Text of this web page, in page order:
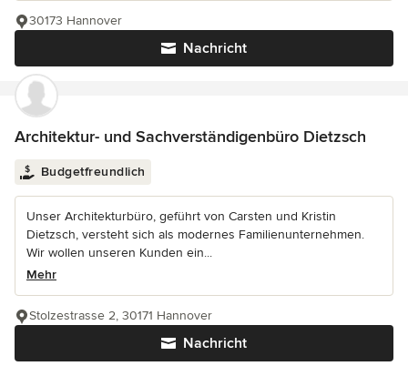
Nachricht
30173 Hannover
Architektur- und Sachverständigenbüro Dietzsch
Budgetfreundlich
Unser Architekturbüro, geführt von Carsten und Kristin
Dietzsch, versteht sich als modernes Familienunternehmen.
Wir wollen unseren Kunden ein...
Mehr
Nachricht
Stolzestrasse 2, 30171 Hannover